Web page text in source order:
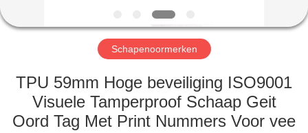
FABRIEKSREIS
KWALITEITSCONTROLE
CONTACTEER
Schapenoormerken
TPU 59mm Hoge beveiliging ISO9001
Visuele Tamperproof Schaap Geit
Oord Tag Met Print Nummers Voor vee